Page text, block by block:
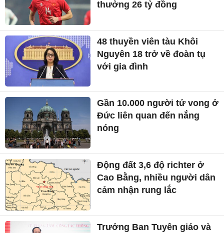
thưởng 26 tỷ đồng
48 thuyền viên tàu Khôi
Nguyên 18 trở về đoàn tụ
với gia đình
Gần 10.000 người tử vong ở
Đức liên quan đến nắng
nóng
Động đất 3,6 độ richter ở
Cao Bằng, nhiều người dân
cảm nhận rung lắc
Trưởng Ban Tuyên giáo và